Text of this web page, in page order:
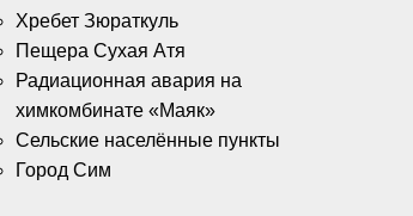
Хребет Зюраткуль
Пещера Сухая Атя
Радиационная авария на
химкомбинате «Маяк»
Сельские населённые пункты
Город Сим